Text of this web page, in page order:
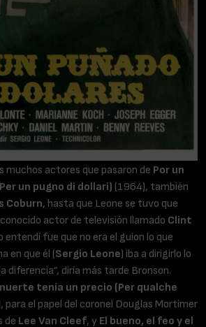
muchos actores que pasaron de Por un
un pugno di dollari) (1964), también
Coburn, hasta que Leone se tuvo que
actor de televisión llamado Clint
entendí fue que no era el guion lo que
en que él (Sergio Leone) iba a dirigirlo lo
diferencia”, diría más tarde Bronson.
tenía un precio (Per qualche
para el papel del coronel Douglas Mortimer
de Lee Van Cleef, y El bueno, el feo y el